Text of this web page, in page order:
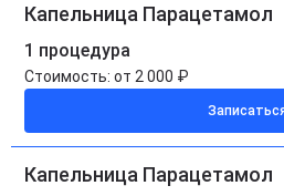
Капельница Парацетамол
1 процедура
Стоимость: от 2 000 ₽
Капельница Парацетамол